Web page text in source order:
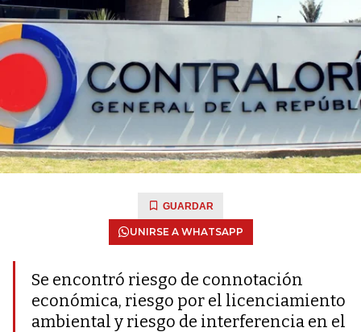
GUARDAR
UNIRSE A WHATSAPP
Se encontró riesgo de connotación
económica, riesgo por el licenciamiento
ambiental y riesgo de interferencia en el